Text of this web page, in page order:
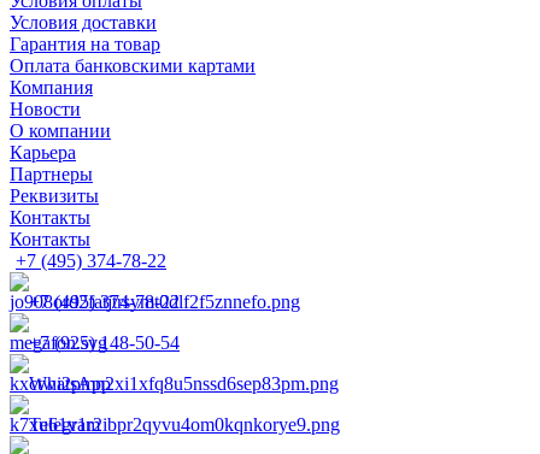
Условия доставки
Гарантия на товар
Оплата банковскими картами
Компания
Новости
О компании
Карьера
Партнеры
Реквизиты
Контакты
Контакты
+7 (495) 374-78-22
+7 (495) 374-78-22
+7 (925) 148-50-54
WhatsApp
Telegram